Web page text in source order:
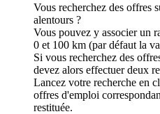
Vous recherchez des offres
alentours ?
Vous pouvez y associer un
0 et 100 km (par défaut la
Si vous recherchez des
devez alors effectuer deux
Lancez votre recherche en
offres d'emploi
restituée.